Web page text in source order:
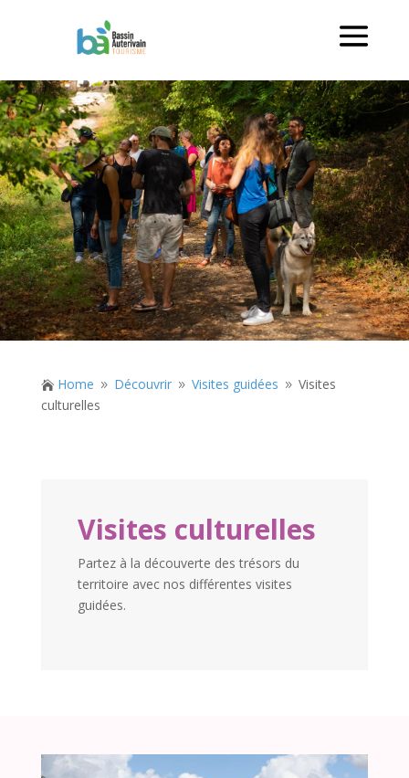
 Home 9 Découvrir 9 Visites guidées 9 Visites
culturelles
Visites culturelles
Partez à la découverte des trésors du
territoire avec nos différentes visites
guidées.